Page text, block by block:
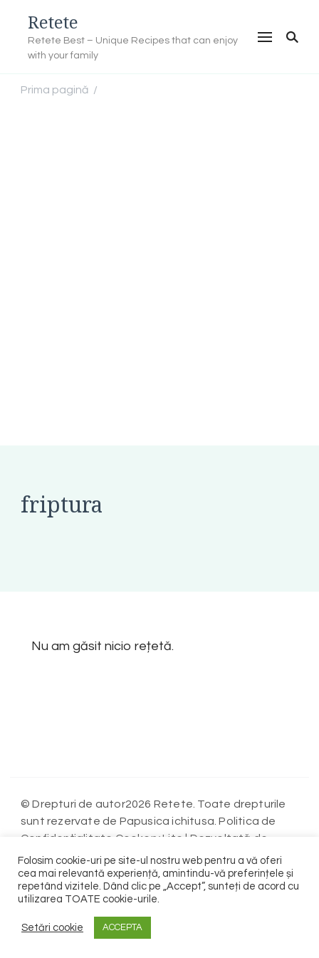
Retete
Retete Best – Unique Recipes that can enjoy
with your family
Prima pagină /
friptura
Nu am găsit nicio rețetă.
© Drepturi de autor2026 Retete. Toate drepturile
sunt rezervate de Papusica ichitusa. Politica de
Confidențialitate Cookery Lite | Dezvoltată de
Blossom Themes. Propulsată deWordPress.
Politica de Confidențialitate
Contact Terms
Folosim cookie-uri pe site-ul nostru web pentru a vă oferi
cea mai relevantă experiență, amintindu-vă preferințele și
repetând vizitele. Dând clic pe „Accept”, sunteți de acord cu
utilizarea TOATE cookie-urile.
Setări cookie ACCEPTA